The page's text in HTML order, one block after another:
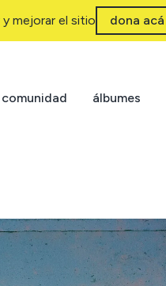
mejorar el sitio dona acá
comunidad álbumes